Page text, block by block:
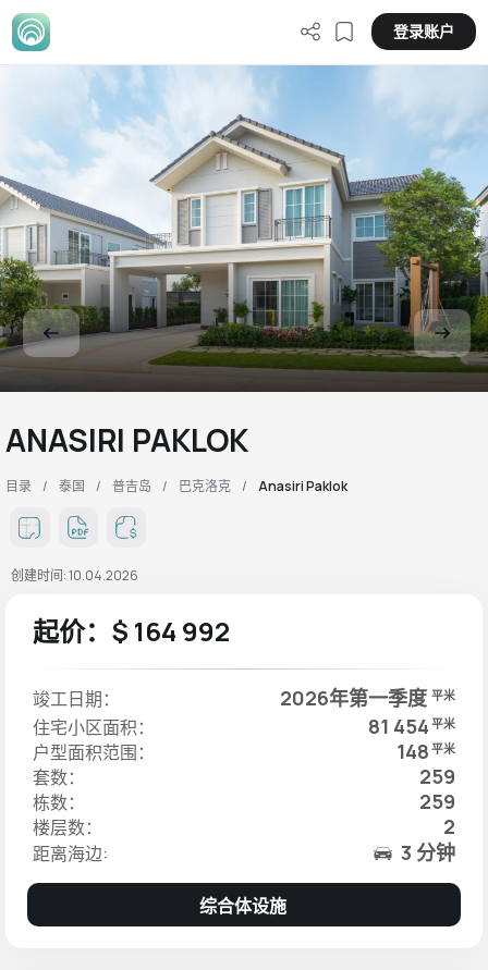
登录账户
ANASIRI PAKLOK
目录 泰国 普吉岛 巴克洛克 Anasiri Paklok
创建时间: 10.04.2026
起价：$ 164 992
竣工日期： 2026年第一季度 平米
住宅小区面积： 81 454 平米
户型面积范围： 148 平米
套数： 259
栋数： 259
楼层数： 2
距离海边: 3 分钟
综合体设施